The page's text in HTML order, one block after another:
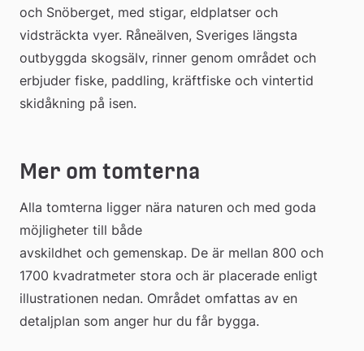
och Snöberget, med stigar, eldplatser och
vidsträckta vyer. Råneälven, Sveriges längsta
outbyggda skogsälv, rinner genom området och
erbjuder fiske, paddling, kräftfiske och vintertid
skidåkning på isen.
Mer om tomterna
Alla tomterna ligger nära naturen och med goda
möjligheter till både
avskildhet och gemenskap. De är mellan 800 och
1700 kvadratmeter stora och är placerade enligt
illustrationen nedan. Området omfattas av en
detaljplan som anger hur du får bygga.